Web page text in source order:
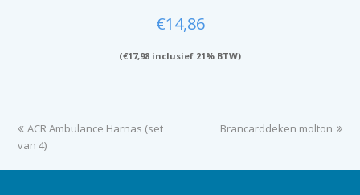
€14,86
(€17,98 inclusief 21% BTW)
previous
post:
ACR Ambulance Harnas (set
van 4)
next
Brancarddeken molton